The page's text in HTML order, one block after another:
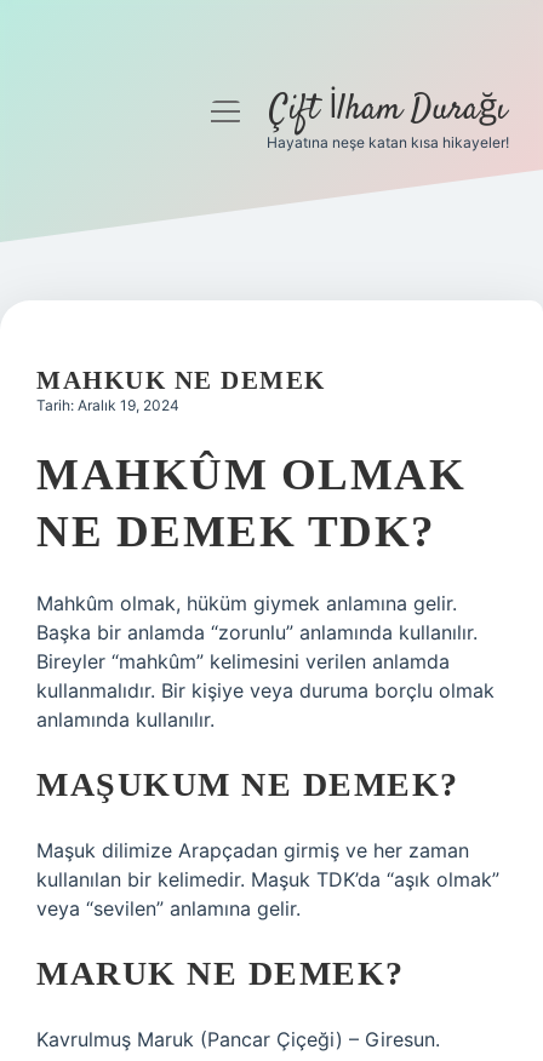
Gizlilik Politikası
Yasal Uyarı
menüyüÇift İlham Durağı
Hayatına neşe katan kısa hikayeler!
MAHKUK NE DEMEK
Tarih: Aralık 19, 2024
MAHKÛM OLMAK
NE DEMEK TDK?
Mahkûm olmak, hüküm giymek anlamına gelir.
Başka bir anlamda “zorunlu” anlamında kullanılır.
Bireyler “mahkûm” kelimesini verilen anlamda
kullanmalıdır. Bir kişiye veya duruma borçlu olmak
anlamında kullanılır.
MAŞUKUM NE DEMEK?
Maşuk dilimize Arapçadan girmiş ve her zaman
kullanılan bir kelimedir. Maşuk TDK’da “aşık olmak”
veya “sevilen” anlamına gelir.
MARUK NE DEMEK?
Kavrulmuş Maruk (Pancar Çiçeği) – Giresun.